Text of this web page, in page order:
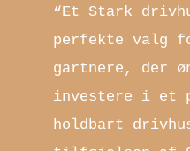
“Et Stark
perfekte valg
gartnere, der
investere i et
holdbart